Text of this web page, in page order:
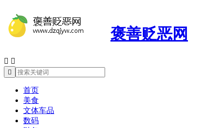
褒善贬恶网
 

首页
美食
文体车品
数码